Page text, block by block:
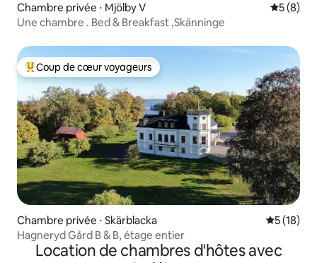
Chambre privée ⋅ Mjölby V
5 (8)
Une chambre . Bed & Breakfast ,Skänninge
Coups de cœur voyageurs les plus appréciés
Coup de cœur voyageurs
Chambre privée ⋅ Skärblacka
5 (18)
Hagneryd Gård B & B, étage entier
Location de chambres d'hôtes avec